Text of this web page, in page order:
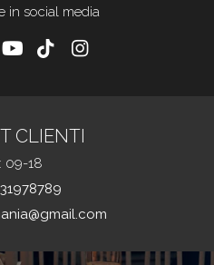
in social media
CLIENTI
09-18